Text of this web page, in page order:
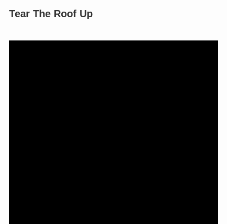
Tear The Roof Up